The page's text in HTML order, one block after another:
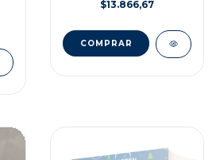
$13.866,67